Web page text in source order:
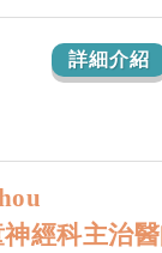
詳細介紹
經科主治